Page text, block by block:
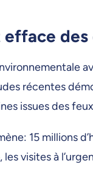
récentes
issues des
15 millions
visites à